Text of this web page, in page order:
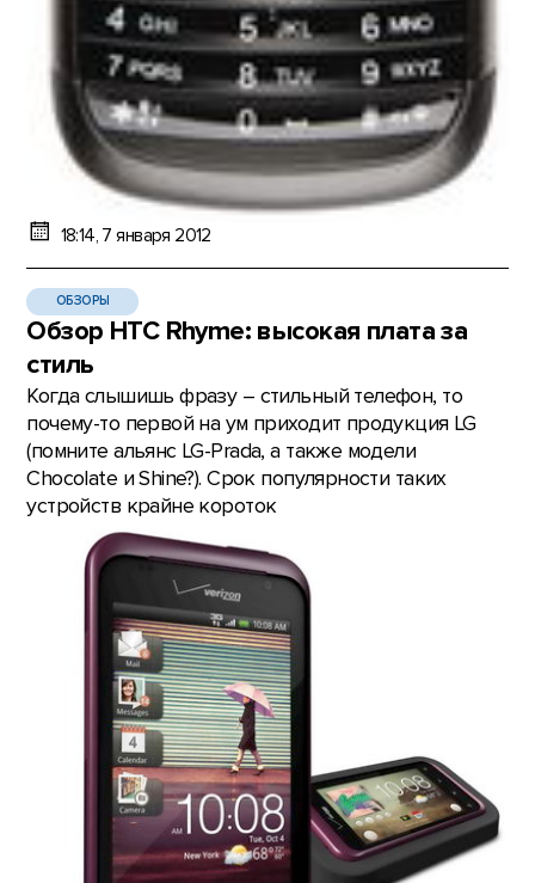
18:14, 7 января 2012
ОБЗОРЫ
Обзор HTC Rhyme: высокая плата за
стиль
Когда слышишь фразу – стильный телефон, то
почему-то первой на ум приходит продукция LG
(помните альянс LG-Prada, а также модели
Chocolate и Shine?). Срок популярности таких
устройств крайне короток